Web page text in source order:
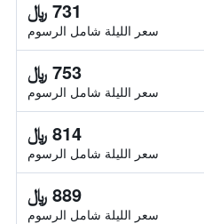
731 ﷼
سعر الليلة شامل الرسوم
753 ﷼
سعر الليلة شامل الرسوم
814 ﷼
سعر الليلة شامل الرسوم
889 ﷼
سعر الليلة شامل الرسوم